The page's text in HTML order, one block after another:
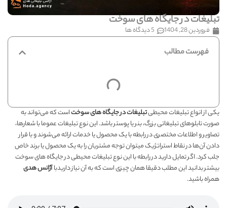
تبلیغات در جایگاه های سوخت
فروردین 28, 1404 5 دیدگاه ها
فهرست مطالب
یکی از انواع تبلیغات محیطیتبلیغات در جایگاه های سوختاست که می‌تواند به
صورت تابلوهای تبلیغاتی بزرگ، بنر یا پوستر باشد. این نوع تبلیغات عموما با شعارها،
تصاویر و اطلاعات مختصری در رابطه با یک محصول یا خدمات ارائه می‌شوند و با قرار
دادن آن‌ها در نقاط استراتژیک میتوان توجه مشتریان را به یک محصول یا برند خاص
جلب کرد. اگر تمایل دارید در رابطه با این نوع تبلیغات محیطی در جایگاه های سوخت
بیشتر بدانید این مطلب دقیقا همان چیزی است که به آن نیاز داریدباآژانس هدی
همراه باشید.